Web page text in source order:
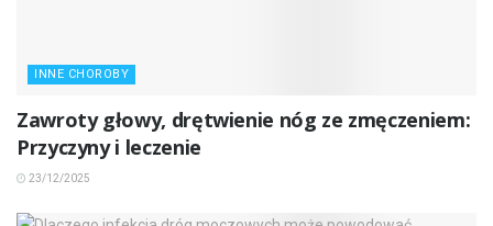
INNE CHOROBY
Zawroty głowy, drętwienie nóg ze zmęczeniem:
Przyczyny i leczenie
23/12/2025